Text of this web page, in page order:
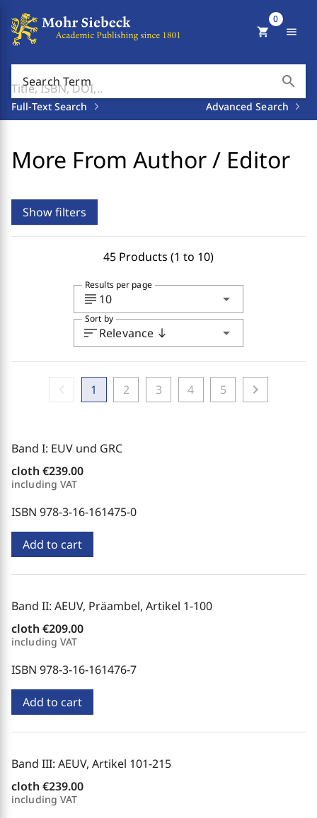
Search Term search
Full-Text Search Advanced Search
shopping_cart
0
menu
More From Author / Editor
Show filters
45 Products (1 to 10)
subject 10 arrow_drop_down
Results per page
sortRelevance south arrow_drop_down
Sort by
1 2 3 4 5 chevron_right
Band I: EUV und GRC
cloth €239.00
including VAT
ISBN 978-3-16-161475-0
Add to cart
Band II: AEUV, Präambel, Artikel 1-100
cloth €209.00
including VAT
ISBN 978-3-16-161476-7
Add to cart
Band III: AEUV, Artikel 101-215
cloth €239.00
including VAT